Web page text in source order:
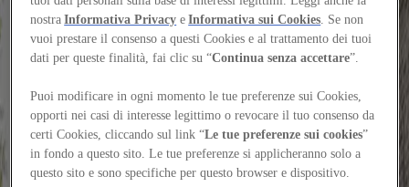
Regular rhythm and calibrated proportions define
an exposed concrete structure that invites reflection
on the paradoxes of Italian planning regulations
Author
Chiara Tassano
Would you like to continue reading the content?
Log in or sign up for free to continue reading
Log in / Sign up
nostraInformativa Privacy eInformativa sui Cookies. Se non
vuoi prestare il consenso a questi Cookies e al trattamento dei tuoi
dati per queste finalità, fai clic su “Continua senza accettare”.
Puoi modificare in ogni momento le tue preferenze sui Cookies,
opporti nei casi di interesse legittimo o revocare il tuo consenso da
certi Cookies, cliccando sul link “Le tue preferenze sui cookies”
in fondo a questo sito. Le tue preferenze si applicheranno solo a
questo sito e sono specifiche per questo browser e dispositivo.